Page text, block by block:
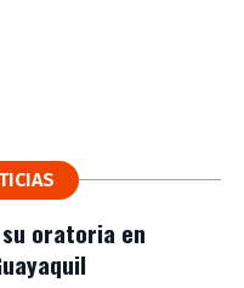
oratoria en